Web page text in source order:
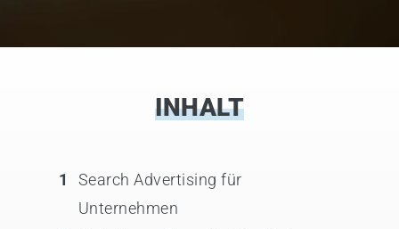
INHALT
1
Search Advertising für
Unternehmen